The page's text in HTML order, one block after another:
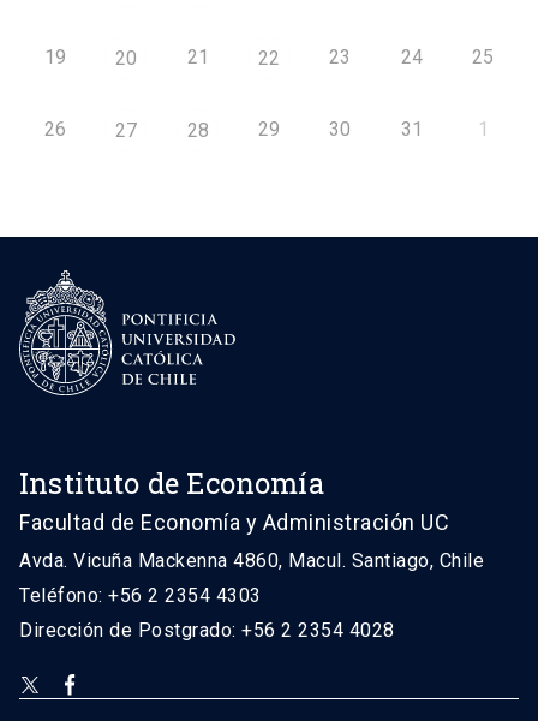
19 20 21 22 23 24 25
26 27 28 29 30 31 1
Instituto de Economía
Facultad de Economía y Administración UC
Avda. Vicuña Mackenna 4860, Macul. Santiago, Chile
Teléfono: +56 2 2354 4303
Dirección de Postgrado: +56 2 2354 4028